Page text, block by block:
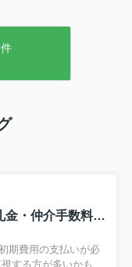
賃貸物件の初期費用とは？敷金・礼金・仲介手数料について解説！
期費用の支払いが必
する方が多いかもし